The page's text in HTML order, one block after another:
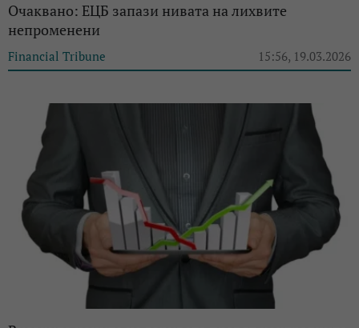
Очаквано: ЕЦБ запази нивата на лихвите
непроменени
Financial Tribune 15:56, 19.03.2026